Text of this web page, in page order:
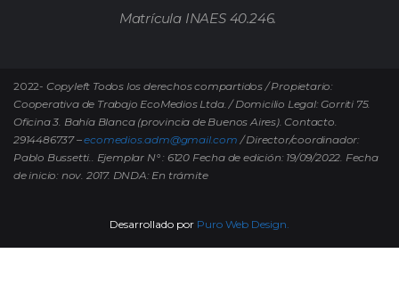
Matrícula INAES 40.246.
2022- Copyleft Todos los derechos compartidos / Propietario:
Cooperativa de Trabajo EcoMedios Ltda. / Domicilio Legal: Gorriti 75.
Oficina 3. Bahía Blanca (provincia de Buenos Aires). Contacto.
2914486737 –ecomedios.adm@gmail.com / Director/coordinador:
Pablo Bussetti.. Ejemplar N° : 6120 Fecha de edición: 19/09/2022. Fecha
de inicio: nov. 2017. DNDA: En trámite
Desarrollado por Puro Web Design.